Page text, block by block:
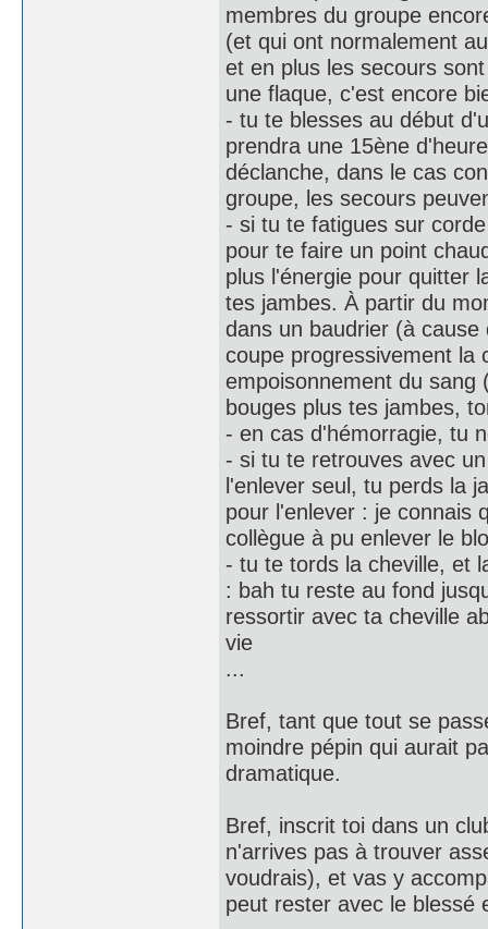
membres du groupe
(et qui ont normalement
et en plus les secours
une flaque, c'est encore
- tu te blesses au début
prendra une 15ène
déclanche, dans le cas
groupe, les secours
- si tu te fatigues sur
pour te faire un point
plus l'énergie pour quitter
tes jambes. À partir du
dans un baudrier (à
coupe progressivement la
empoisonnement du sang
bouges plus tes jambes,
- en cas d'hémorragie, tu
- si tu te retrouves avec
l'enlever seul, tu perds la
pour l'enlever : je connais
collègue à pu enlever le
- tu te tords la cheville, et
: bah tu reste au fond
ressortir avec ta cheville
vie
...
Bref, tant que tout se
moindre pépin qui aurait
dramatique.
Bref, inscrit toi dans un
n'arrives pas à trouver
voudrais), et vas y
peut rester avec le blessé